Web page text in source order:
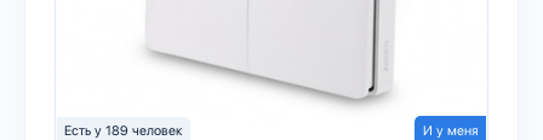
Есть у 189 человек И у меня